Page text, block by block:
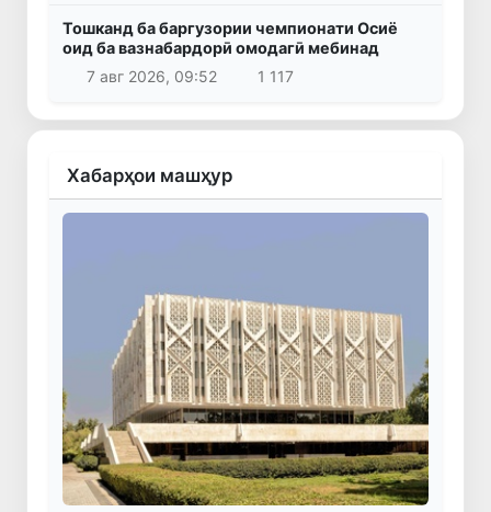
Тошканд ба баргузории чемпионати Осиё
оид ба вазнабардорӣ омодагӣ мебинад
7 авг 2026, 09:52
1 117
Хабарҳои машҳур